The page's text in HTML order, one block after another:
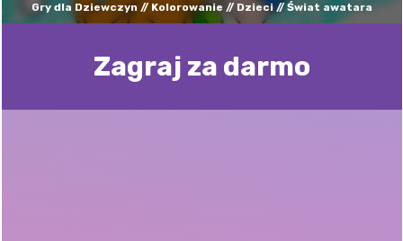
Gry dla Dziewczyn Kolorowanie Dzieci Świat awatara
Zagraj za darmo